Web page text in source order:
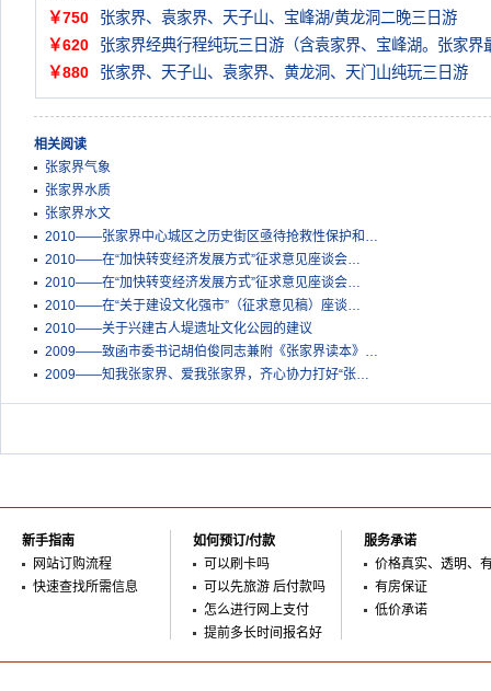
￥750
张家界、袁家界、天子山、宝峰湖/黄龙洞二晚三日游
￥620
张家界经典行程纯玩三日游（含袁家界、宝峰湖。张家界
￥880
张家界、天子山、袁家界、黄龙洞、天门山纯玩三日游
相关阅读
张家界气象
张家界水质
张家界水文
2010——张家界中心城区之历史街区亟待抢救性保护和…
2010——在“加快转变经济发展方式”征求意见座谈会…
2010——在“加快转变经济发展方式”征求意见座谈会…
2010——在“关于建设文化强市”（征求意见稿）座谈…
2010——关于兴建古人堤遗址文化公园的建议
2009——致函市委书记胡伯俊同志兼附《张家界读本》…
2009——知我张家界、爱我张家界，齐心协力打好“张…
新手指南
网站订购流程
快速查找所需信息
如何预订/付款
可以刷卡吗
可以先旅游 后付款吗
怎么进行网上支付
提前多长时间报名好
服务承诺
价格真实、透明、
有房保证
低价承诺